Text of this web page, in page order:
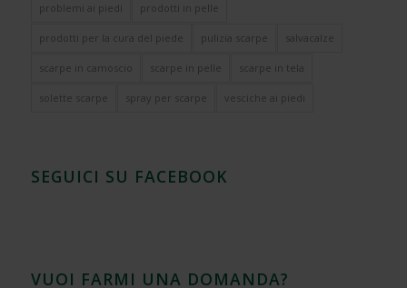
problemi ai piedi prodotti in pelle
prodotti per la cura del piede pulizia scarpe salvacalze
scarpe in camoscio scarpe in pelle scarpe in tela
solette scarpe spray per scarpe vesciche ai piedi
SEGUICI SU FACEBOOK
VUOI FARMI UNA DOMANDA?